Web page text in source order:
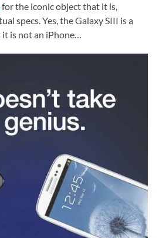
for the iconic object that it is,
specs. Yes, the Galaxy SIII is a
is not an iPhone…